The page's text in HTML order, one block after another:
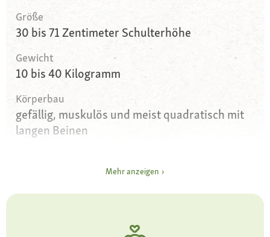
Größe
30 bis 71 Zentimeter Schulterhöhe
Gewicht
10 bis 40 Kilogramm
Körperbau
gefällig, muskulös und meist quadratisch mit
langen Beinen
braun oder schwarz mit einem neugierigen
kürzere bis längere Hängeohren
Mehr anzeigen